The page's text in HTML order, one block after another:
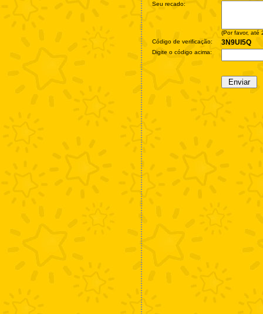
Seu recado:
(Por favor, até
Código de verificação:
3N9UI5Q
Digite o código acima: